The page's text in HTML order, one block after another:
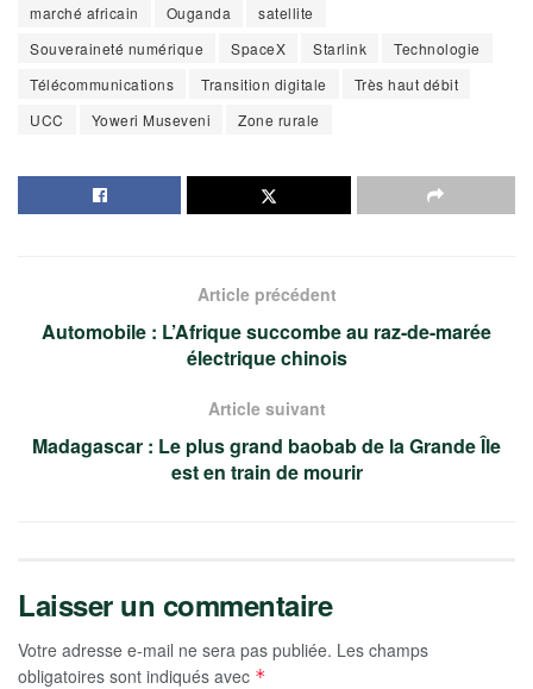
marché africain
Ouganda
satellite
Souveraineté numérique
SpaceX Starlink
Technologie
Télécommunications
Transition digitale
Très haut débit
UCC
Yoweri Museveni Zone rurale
Article précédent
Automobile : L’Afrique succombe au raz-de-marée
électrique chinois
Article suivant
Madagascar : Le plus grand baobab de la Grande Île
est en train de mourir
Laisser un commentaire
Votre adresse e-mail ne sera pas publiée. Les champs
obligatoires sont indiqués avec *